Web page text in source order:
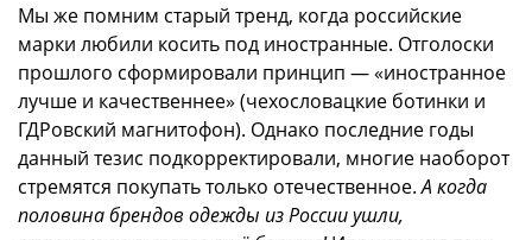
Мы же помним старый тренд, когда российские
марки любили косить под иностранные. Отголоски
прошлого сформировали принцип — «иностранное
лучше и качественнее» (чехословацкие ботинки и
ГДРовский магнитофон). Однако последние годы
данный тезис подкорректировали, многие наоборот
стремятся покупать только отечественное.А когда
половина брендов одежды из России ушли,